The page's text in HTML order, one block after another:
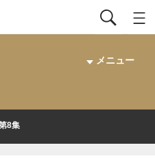
メニュー
8集